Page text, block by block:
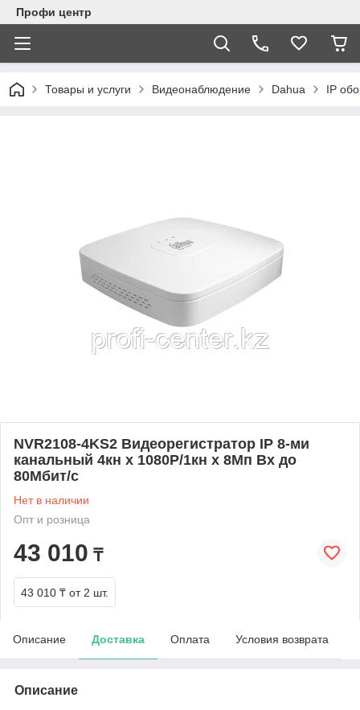
Профи центр
Товары и услуги Видеонаблюдение Dahua IP
NVR2108-4KS2 Видеорегистратор IP 8-ми
канальный 4кн х 1080Р/1кн х 8Мп Вх до
80Мбит/с
Нет в наличии
Опт и розница
43 010 ₸
43 010 ₸ от 2 шт.
Описание Доставка Оплата Условия возврата
Описание